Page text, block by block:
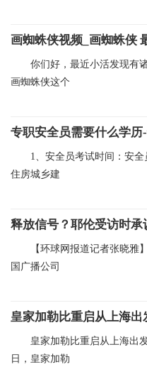
画蜘蛛侠视频_画蜘蛛侠
你们好，最近小活发现有
画蜘蛛侠这个
专职安全员需要什么学
1、安全员考试时间：安
住房城乡建
【环球网报道记者张晓雅
国广播公司
皇家加勒比重启从上海
皇家加勒比重启从上海出
日，皇家加勒